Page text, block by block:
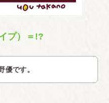
プ）＝!?
優です。